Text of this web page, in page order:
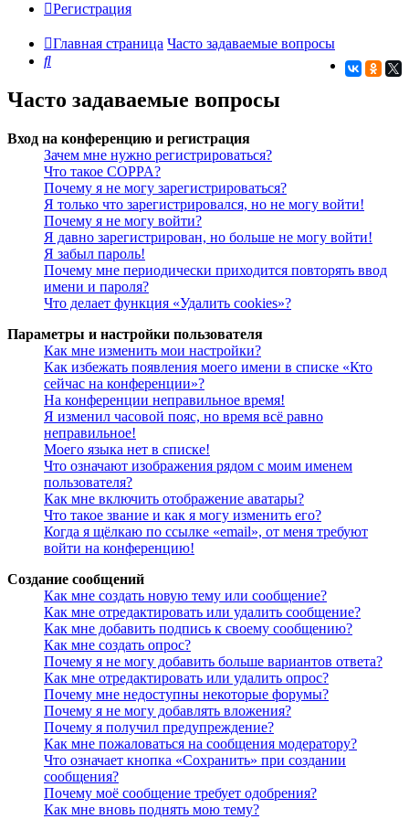
Регистрация
Главная страница Часто задаваемые вопросы
Поиск
Часто задаваемые вопросы
Вход на конференцию и регистрация
Зачем мне нужно регистрироваться?
Что такое COPPA?
Почему я не могу зарегистрироваться?
Я только что зарегистрировался, но не могу войти!
Почему я не могу войти?
Я давно зарегистрирован, но больше не могу войти!
Я забыл пароль!
Почему мне периодически приходится повторять ввод
имени и пароля?
Что делает функция «Удалить cookies»?
Параметры и настройки пользователя
Как мне изменить мои настройки?
Как избежать появления моего имени в списке «Кто
сейчас на конференции»?
На конференции неправильное время!
Я изменил часовой пояс, но время всё равно
неправильное!
Моего языка нет в списке!
Что означают изображения рядом с моим именем
пользователя?
Как мне включить отображение аватары?
Что такое звание и как я могу изменить его?
Когда я щёлкаю по ссылке «email», от меня требуют
войти на конференцию!
Создание сообщений
Как мне создать новую тему или сообщение?
Как мне отредактировать или удалить сообщение?
Как мне добавить подпись к своему сообщению?
Как мне создать опрос?
Почему я не могу добавить больше вариантов ответа?
Как мне отредактировать или удалить опрос?
Почему мне недоступны некоторые форумы?
Почему я не могу добавлять вложения?
Почему я получил предупреждение?
Как мне пожаловаться на сообщения модератору?
Что означает кнопка «Сохранить» при создании
сообщения?
Почему моё сообщение требует одобрения?
Как мне вновь поднять мою тему?